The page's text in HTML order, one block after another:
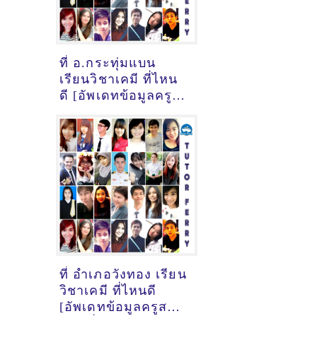
ที่ อ.กระทุ่มแบน
เรียนวิชาเคมี ที่ไหน
ดี [อัพเดทข้อมูลครู
เมื่อ2/11/2024,
17:55:26]
ที่ อำเภอวังทอง เรียน
วิชาเคมี ที่ไหนดี
[อัพเดทข้อมูลครูสอน